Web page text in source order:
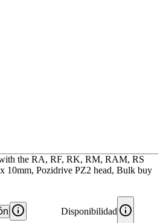
the RA, RF, RK, RM, RAM, RS
10mm, Pozidrive PZ2 head, Bulk buy
Disponibilidad